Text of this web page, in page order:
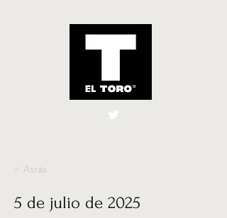
El Toro España
< Atrás
5 de julio de 2025